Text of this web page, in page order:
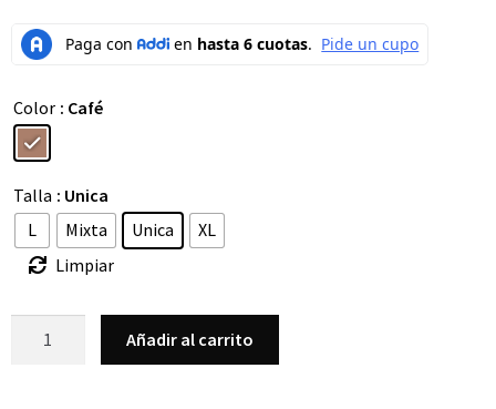
Color : Café
Talla : Unica
L
Mixta Unica
XL
Limpiar
Añadir al carrito